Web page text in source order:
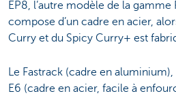
EP8, l’autre modèle de la gamme
compose d’un cadre en acier,
Curry et du Spicy Curry+ est
Le Fastrack (cadre en
E6 (cadre en acier, facile à